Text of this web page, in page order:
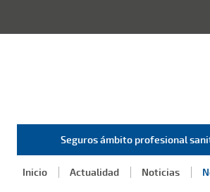
Seguros ámbito profesional
Inicio Actualidad Noticias